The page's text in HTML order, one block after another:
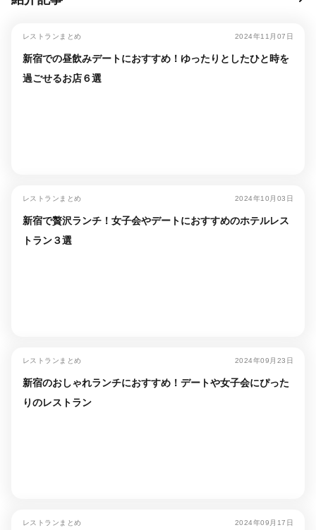
レストランまとめ 2024年11月07日
新宿での昼飲みデートにおすすめ！ゆったりとしたひと時を
過ごせるお店６選
レストランまとめ 2024年10月03日
新宿で贅沢ランチ！女子会やデートにおすすめのホテルレス
トラン３選
レストランまとめ 2024年09月23日
新宿のおしゃれランチにおすすめ！デートや女子会にぴった
りのレストラン
レストランまとめ 2024年09月17日